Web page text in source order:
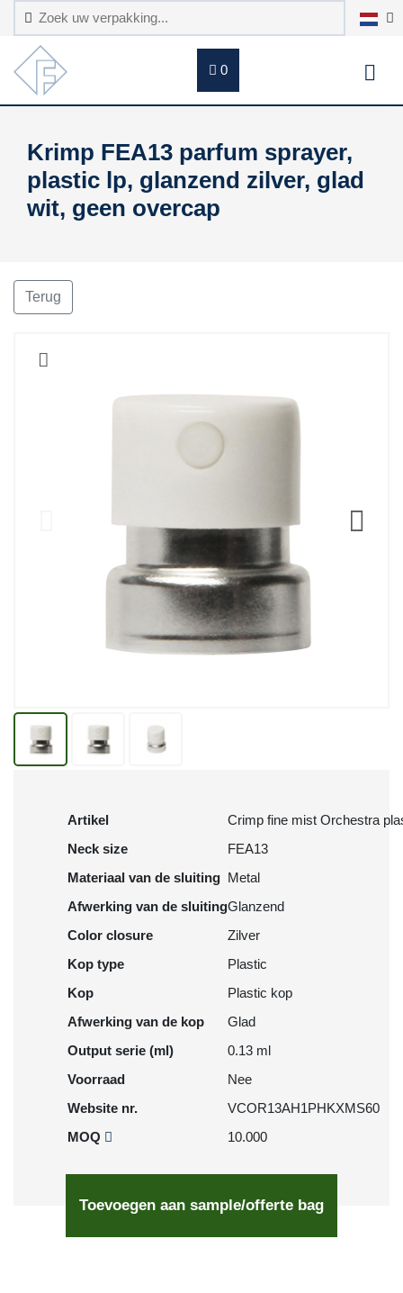
0
Krimp FEA13 parfum sprayer,
plastic lp, glanzend zilver, glad
wit, geen overcap
Terug
Artikel
Crimp fine mist Orchestra
Neck size
FEA13
Materiaal van de sluiting Metal
Afwerking van de sluitingGlanzend
Color closure
Zilver
Kop type
Plastic
Kop
Plastic kop
Afwerking van de kop
Glad
Output serie (ml)
0.13 ml
Voorraad
Nee
Website nr.
VCOR13AH1PHKXMS60
MOQ
10.000
Toevoegen aan sample/offerte bag